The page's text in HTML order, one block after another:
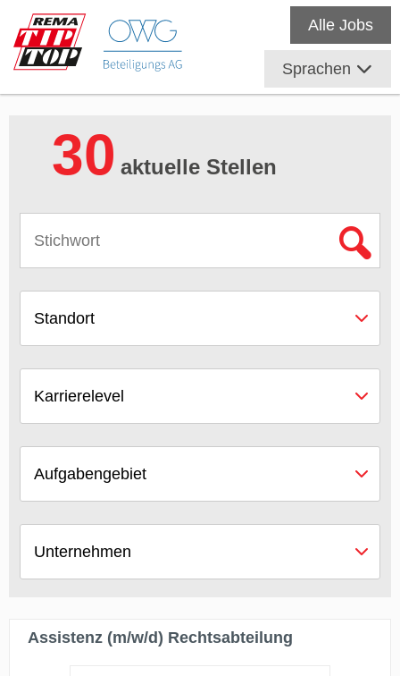
Alle Jobs
Sprachen
30 aktuelle Stellen
Standort
Karrierelevel
Aufgabengebiet
Unternehmen
Assistenz (m/w/d) Rechtsabteilung